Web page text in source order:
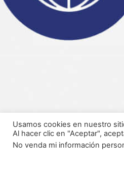
Usamos cookies en nuestro
Al hacer clic en "Aceptar",
No venda mi información